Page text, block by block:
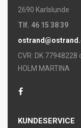
2690 Karlslunde
Tlf. 46 15 38 39
CVR: DK 77948228
HOLM MARTINA
KUNDESERVICE